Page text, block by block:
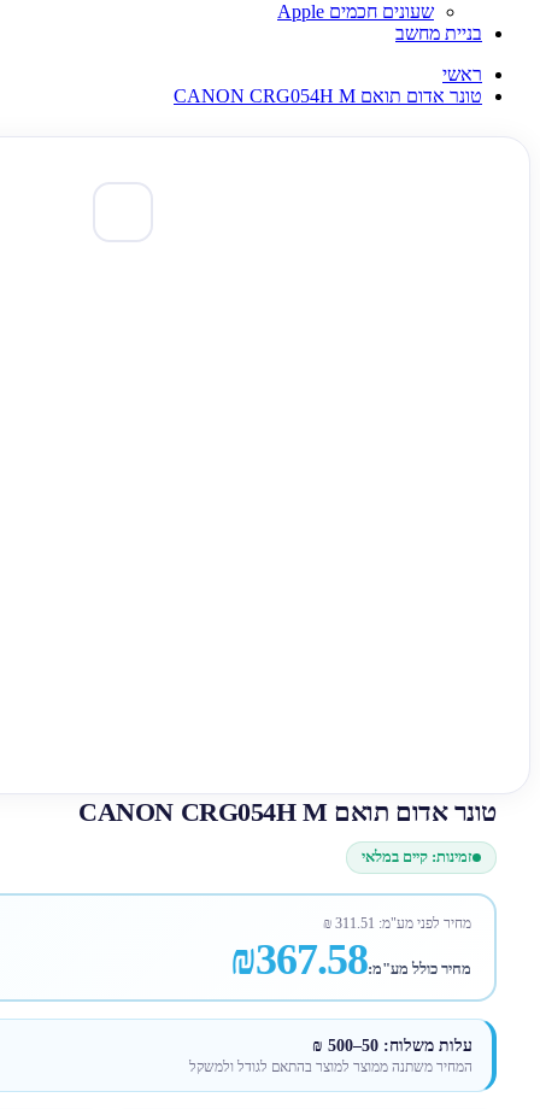
שעונים חכמים Apple
בניית מחשב
ראשי
טונר אדום תואם CANON CRG054H M
טונר אדום תואם CANON CRG054H M
זמינות: קיים במלאי
מחיר לפני מע"מ: 311.51
₪
מחיר כולל מע"מ:₪367.58
עלות משלוח: 50–500 ₪
המחיר משתנה ממוצר למוצר בהתאם לגודל ולמשקל